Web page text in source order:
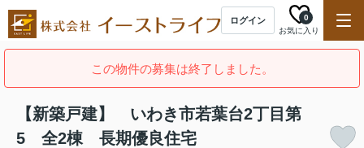
ログイン
お気に入り
0
この物件の募集は終了しました。
【新築戸建】 いわき市若葉台2丁目第
5 全2棟 長期優良住宅